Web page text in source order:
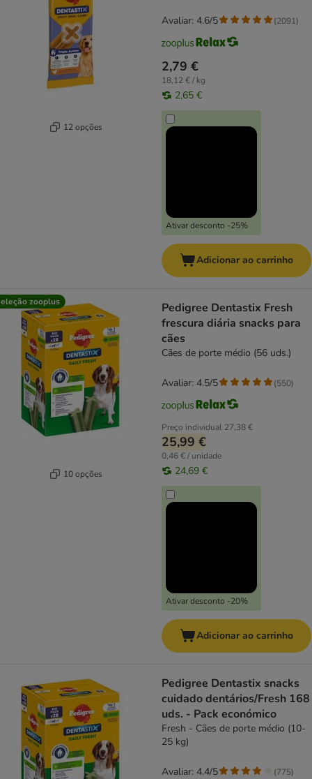
12 opções
2,79 €
18,12 € / kg
2,65 €
Ativar desconto -25%
Avaliar: 4.6/5 (2091)
Adicionar ao carrinho
zooplus
10 opções
Pedigree Dentastix Fresh
frescura diária snacks para
cães
Cães de porte médio (56 uds.)
Preço individual 27,38 €
25,99 €
0,46 € / unidade
24,69 €
Ativar desconto -20%
Avaliar: 4.5/5 (550)
Adicionar ao carrinho
Pedigree Dentastix snacks
cuidado dentários/Fresh 168
uds. - Pack económico
Fresh - Cães de porte médio (10-
25 kg)
Avaliar: 4.4/5 (775)